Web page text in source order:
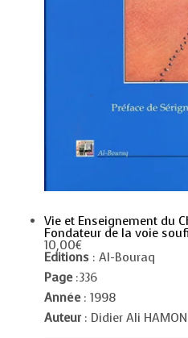
Vie et Enseignement du
Fondateur de la voie
10,00€
Editions : Al-Bouraq
Page:336
Année : 1998
Auteur : Didier Ali